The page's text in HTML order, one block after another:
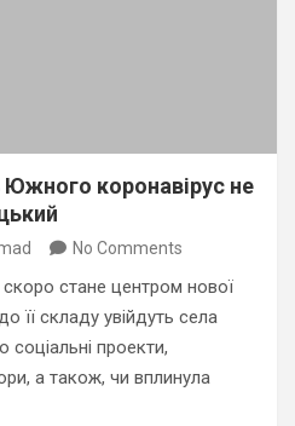
Южного коронавірус не
No Comments
стане центром нової
її складу увійдуть села
соціальні проекти,
а також, чи вплинула